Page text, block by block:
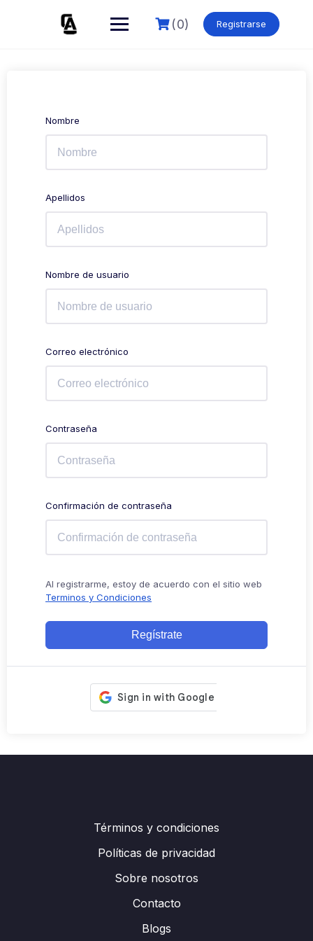
(0) Registrarse
Nombre
Apellidos
Nombre de usuario
Correo electrónico
Contraseña
Confirmación de contraseña
Al registrarme, estoy de acuerdo con el sitio web
Terminos y Condiciones
Regístrate
Términos y condiciones
Políticas de privacidad
Sobre nosotros
Contacto
Blogs